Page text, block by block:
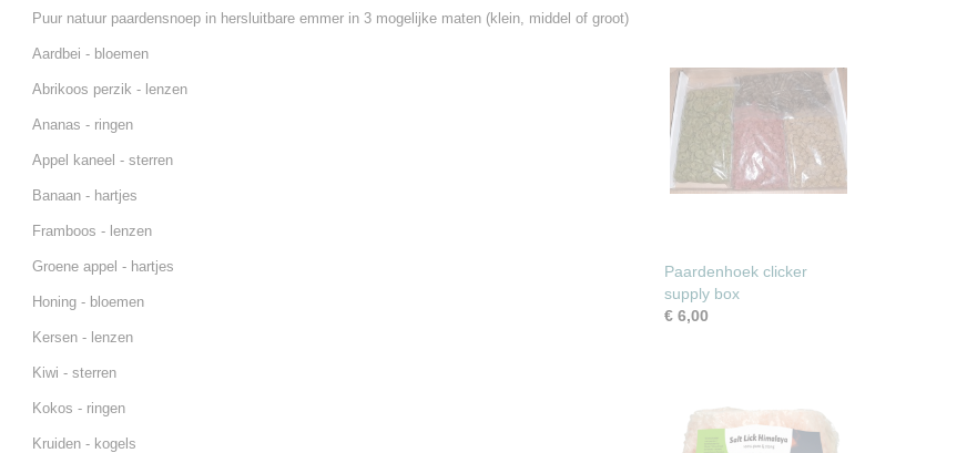
Puur natuur paardensnoep in hersluitbare emmer in 3 mogelijke maten (klein, middel of groot)
Aardbei - bloemen
Abrikoos perzik - lenzen
Ananas - ringen
Appel kaneel - sterren
Banaan - hartjes
Framboos - lenzen
Groene appel - hartjes
Honing - bloemen
Kersen - lenzen
Kiwi - sterren
Kokos - ringen
Kruiden - kogels
Paardenhoek clicker
supply box
€ 6,00